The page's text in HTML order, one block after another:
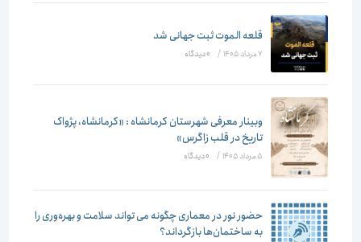
قلعه الموت ثبت جهانی شد
7 مرداد 1405 / ۰ دیدگاه
وبینار معرفی شهرستان کرمانشاه : «کرمانشاه، پژواک
تاریخ در قلب زاگرس»
5 مرداد 1405 / ۰ دیدگاه
حضور نور در معماری چگونه می تواند سلامت و بهره‌وری را
به ساختمان‌ها بازگرداند؟